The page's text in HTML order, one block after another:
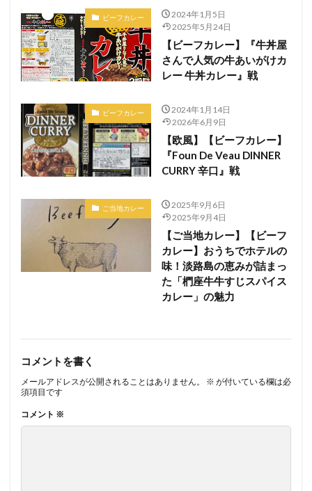
ビーフカレー
2024年1月5日
2025年5月24日
【ビーフカレー】『牛丼屋
さんで人気の牛あいがけカ
レー 牛丼カレー』戦
ビーフカレー
2024年1月14日
2026年6月9日
【欧風】【ビーフカレー】
『Foun De Veau DINNER
CURRY 辛口』戦
ご当地カレー
2025年9月6日
2025年9月4日
【ご当地カレー】【ビーフ
カレー】おうちでホテルの
味！淡路島の恵みが詰まっ
た「椚座牛牛すじスパイス
カレー」の魅力
コメントを書く
メールアドレスが公開されることはありません。 ※ が付いている欄は必
須項目です
コメント ※